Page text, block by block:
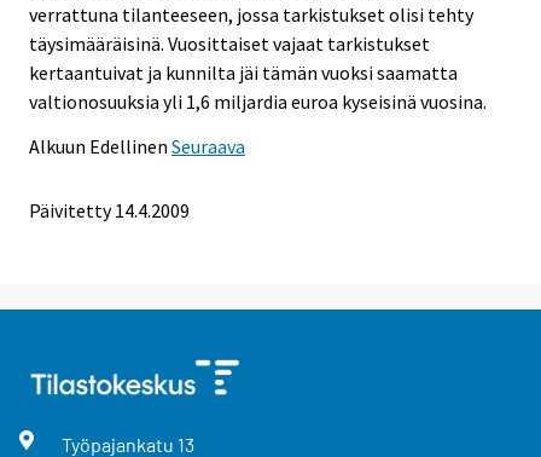
verrattuna tilanteeseen, jossa tarkistukset olisi tehty
täysimääräisinä. Vuosittaiset vajaat tarkistukset
kertaantuivat ja kunnilta jäi tämän vuoksi saamatta
valtionosuuksia yli 1,6 miljardia euroa kyseisinä vuosina.
Alkuun Edellinen Seuraava
Päivitetty14.4.2009
Työpajankatu 13